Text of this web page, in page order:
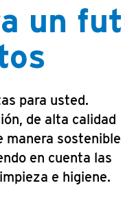
un
para usted.
de alta calidad
manera sostenible
en cuenta las
e higiene.